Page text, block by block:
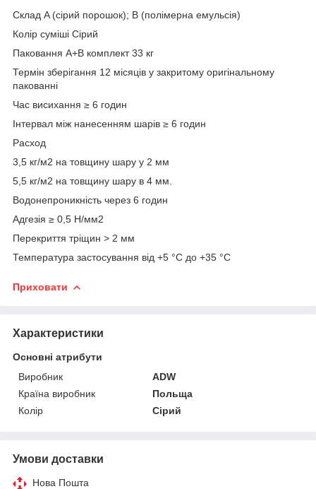
Склад A (сірий порошок); B (полімерна емульсія)
Колір суміші Сірий
Паковання A+B комплект 33 кг
Термін зберігання 12 місяців у закритому оригінальному
пакованні
Час висихання ≥ 6 годин
Інтервал між нанесенням шарів ≥ 6 годин
Расход
3,5 кг/м2 на товщину шару у 2 мм
5,5 кг/м2 на товщину шару в 4 мм.
Водонепроникність через 6 годин
Адгезія ≥ 0,5 Н/мм2
Перекриття тріщин > 2 мм
Температура застосування від +5 °C до +35 °С
Приховати
Характеристики
Основні атрибути
Виробник
ADW
Країна виробник
Польща
Колір
Сірий
Умови доставки
Нова Пошта